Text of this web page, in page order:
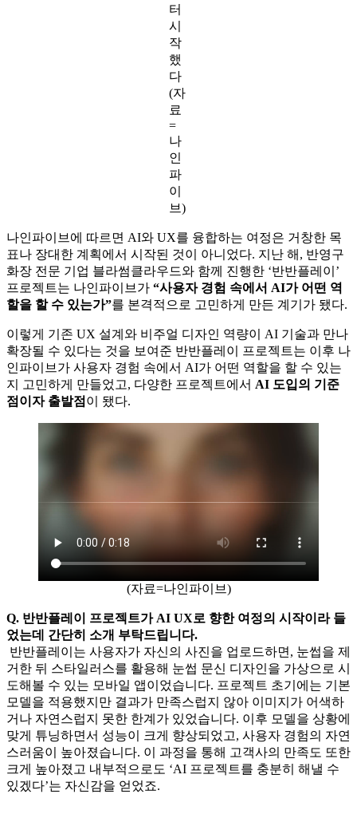
터
시
작
했
다
(자
료
=
나
인
파
이
브)
나인파이브에 따르면 AI와 UX를 융합하는 여정은 거창한 목
표나 장대한 계획에서 시작된 것이 아니었다. 지난 해, 반영구
화장 전문 기업 블라썸클라우드와 함께 진행한 ‘반반플레이’
프로젝트는 나인파이브가 “사용자 경험 속에서 AI가 어떤 역
할을 할 수 있는가”를 본격적으로 고민하게 만든 계기가 됐다.
이렇게 기존 UX 설계와 비주얼 디자인 역량이 AI 기술과 만나
확장될 수 있다는 것을 보여준 반반플레이 프로젝트는 이후 나
인파이브가 사용자 경험 속에서 AI가 어떤 역할을 할 수 있는
지 고민하게 만들었고, 다양한 프로젝트에서 AI 도입의 기준
점이자 출발점 이 됐다.
(자료=나인파이브)
Q. 반반플레이 프로젝트가 AI UX로 향한 여정의 시작이라 들
었는데 간단히 소개 부탁드립니다.
반반플레이는 사용자가 자신의 사진을 업로드하면, 눈썹을 제
거한 뒤 스타일러스를 활용해 눈썹 문신 디자인을 가상으로 시
도해볼 수 있는 모바일 앱이었습니다. 프로젝트 초기에는 기본
모델을 적용했지만 결과가 만족스럽지 않아 이미지가 어색하
거나 자연스럽지 못한 한계가 있었습니다. 이후 모델을 상황에
맞게 튜닝하면서 성능이 크게 향상되었고, 사용자 경험의 자연
스러움이 높아졌습니다. 이 과정을 통해 고객사의 만족도 또한
크게 높아졌고 내부적으로도 ‘AI 프로젝트를 충분히 해낼 수
있겠다’는 자신감을 얻었죠.